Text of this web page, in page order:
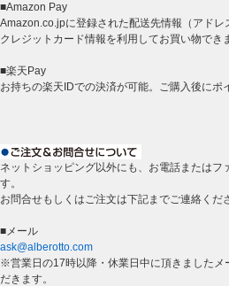
■Amazon Pay
Amazon.co.jpに登録された配送先情報（アドレ
クレジットカード情報を利用してお買い物でき
■楽天Pay
お持ちの楽天IDでの決済が可能。ご購入後にポ
ネットショッピング以外にも、お電話またはフ
す。
お問合せもしくはご注文は下記までご連絡くだ
■メール
ask@alberotto.com
※営業日の17時以降・休業日中に頂きましたメ
だきます。